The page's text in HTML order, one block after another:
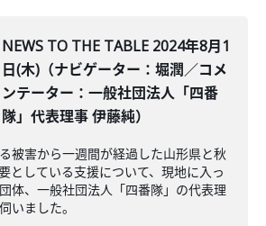
NEWS TO THE TABLE 2024年8月1
日(木)（ナビゲーター：堀潤／コメ
ンテーター：一般社団法人「四番
隊」代表理事 伊藤純）
被害から一週間が経過した山形県と秋
としている支援について、現地に入っ
体、一般社団法人「四番隊」の代表理
いました。